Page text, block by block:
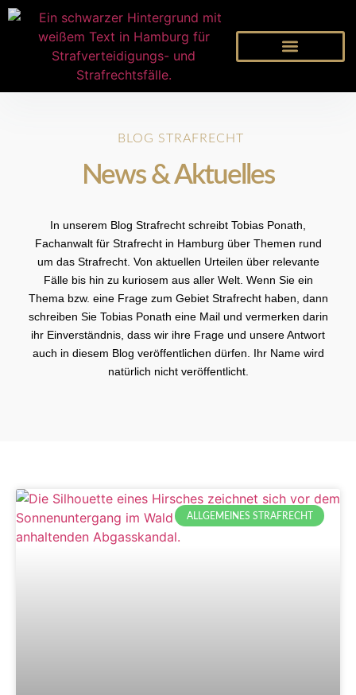
BLOG STRAFRECHT
News & Aktuelles
In unserem Blog Strafrecht schreibt Tobias Ponath,
Fachanwalt für Strafrecht in Hamburg über Themen rund
um das Strafrecht. Von aktuellen Urteilen über relevante
Fälle bis hin zu kuriosem aus aller Welt. Wenn Sie ein
Thema bzw. eine Frage zum Gebiet Strafrecht haben, dann
schreiben Sie Tobias Ponath eine Mail und vermerken darin
ihr Einverständnis, dass wir ihre Frage und unsere Antwort
auch in diesem Blog veröffentlichen dürfen. Ihr Name wird
natürlich nicht veröffentlicht.
ALLGEMEINES STRAFRECHT